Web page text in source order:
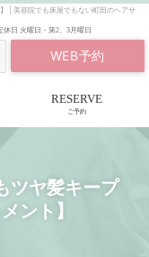
| 美容院でも床屋でもない町田のヘアサ
休日 火曜日・第2、3月曜日
WEB予約
RESERVE
ご予約
ツヤ髪キープ
ント】